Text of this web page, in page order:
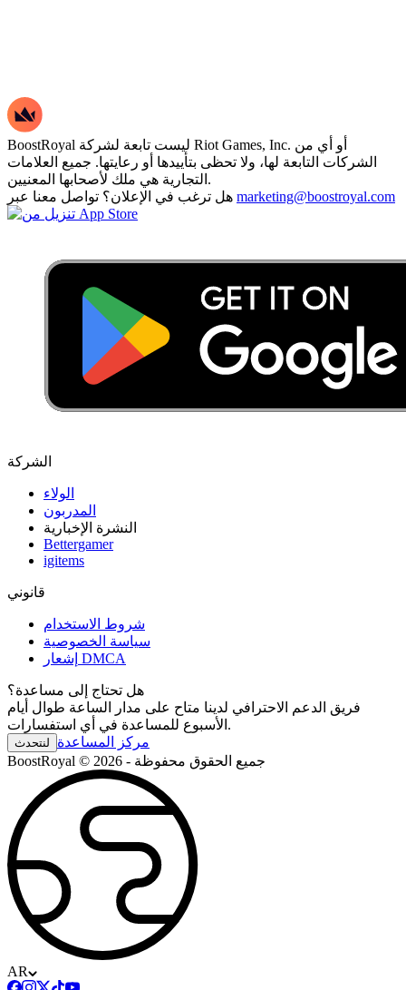
BoostRoyal ليست تابعة لشركة Riot Games, Inc. أو أي من
الشركات التابعة لها، ولا تحظى بتأييدها أو رعايتها. جميع العلامات
التجارية هي ملك لأصحابها المعنيين.
marketing@boostroyal.com
الشركة
الولاء
المدربون
النشرة الإخبارية
Bettergamer
igitems
قانوني
شروط الاستخدام
سياسة الخصوصية
إشعار DMCA
هل تحتاج إلى مساعدة؟
فريق الدعم الاحترافي لدينا متاح على مدار الساعة طوال أيام
الأسبوع للمساعدة في أي استفسارات.
لنتحدث
مركز المساعدة
BoostRoyal © 2026 - جميع الحقوق محفوظة
AR